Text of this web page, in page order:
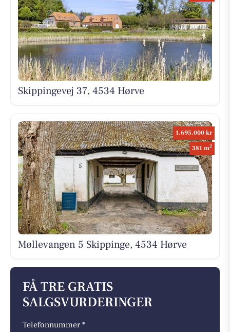
Skippingevej 37, 4534 Hørve
1.695.000 kr
381 m2
Møllevangen 5 Skippinge, 4534 Hørve
FÅ TRE GRATIS
SALGSVURDERINGER
Telefonnummer *